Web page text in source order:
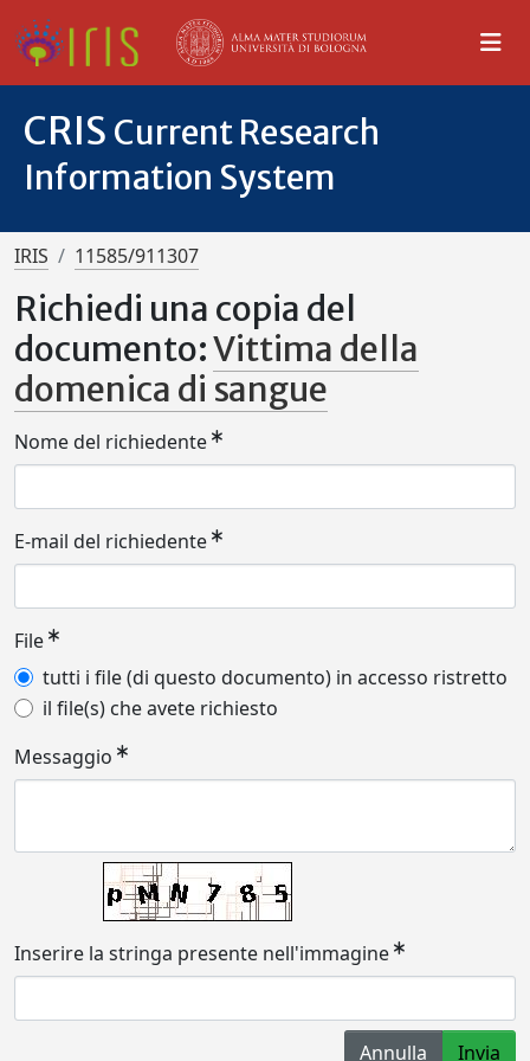
CRIS Current Research
Information System
IRIS 11585/911307
Richiedi una copia del
documento:Vittima della
domenica di sangue
Nome del richiedente
E-mail del richiedente
File
tutti i file (di questo documento) in accesso ristretto
il file(s) che avete richiesto
Messaggio
Inserire la stringa presente nell'immagine
Annulla Invia